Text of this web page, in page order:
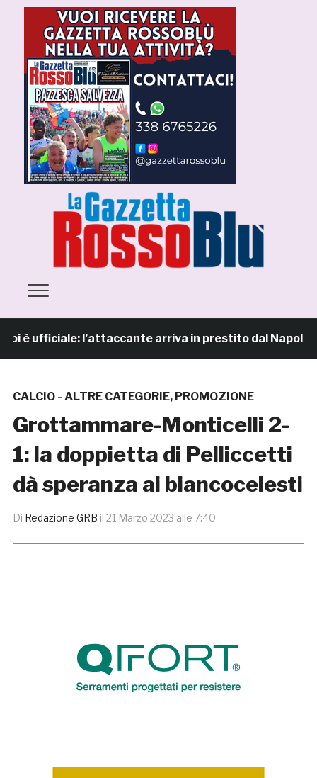
ufficiale: l’attaccante arriva in prestito dal Napoli
CALCIO - ALTRE CATEGORIE, PROMOZIONE
Grottammare-Monticelli 2-
1: la doppietta di Pelliccetti
dà speranza ai biancocelesti
Di Redazione GRB il 21 Marzo 2023 alle 7:40